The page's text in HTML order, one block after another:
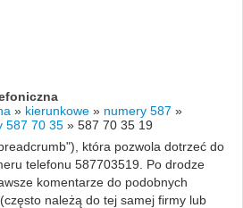
» kierunkowe » numery 587 »
587 70 35 » 587 70 35 19
która pozwola dotrzeć do
telefonu 587703519. Po drodze
komentarze do podobnych
należą do tej samej firmy lub